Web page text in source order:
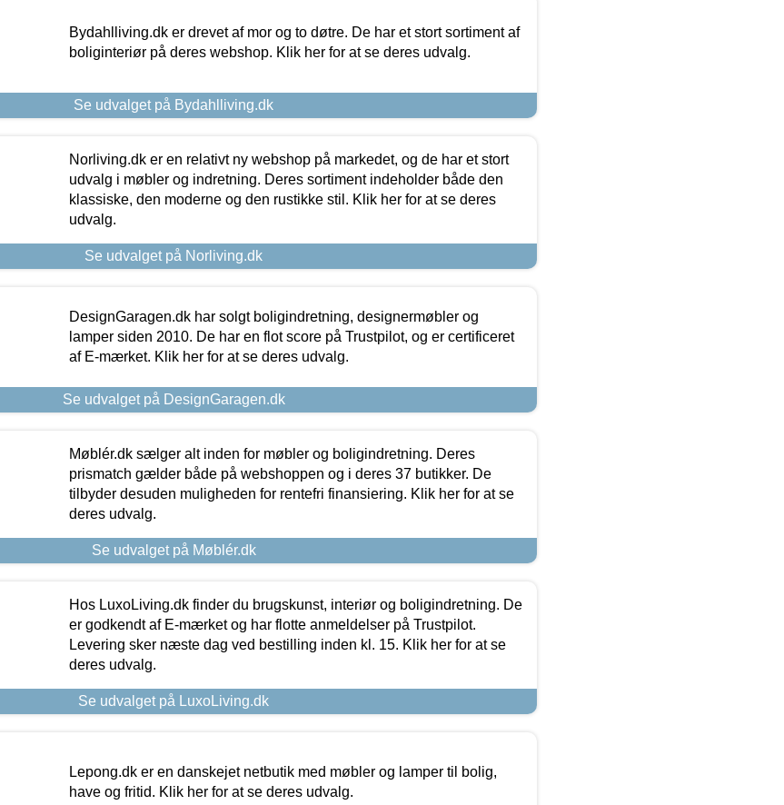
Bydahlliving.dk er drevet af mor og to døtre. De har et stort sortiment af
boliginteriør på deres webshop. Klik her for at se deres udvalg.
Se udvalget på Bydahlliving.dk
Norliving.dk er en relativt ny webshop på markedet, og de har et stort
udvalg i møbler og indretning. Deres sortiment indeholder både den
klassiske, den moderne og den rustikke stil. Klik her for at se deres
udvalg.
Se udvalget på Norliving.dk
DesignGaragen.dk har solgt boligindretning, designermøbler og
lamper siden 2010. De har en flot score på Trustpilot, og er certificeret
af E-mærket. Klik her for at se deres udvalg.
Se udvalget på DesignGaragen.dk
Møblér.dk sælger alt inden for møbler og boligindretning. Deres
prismatch gælder både på webshoppen og i deres 37 butikker. De
tilbyder desuden muligheden for rentefri finansiering. Klik her for at se
deres udvalg.
Se udvalget på Møblér.dk
Hos LuxoLiving.dk finder du brugskunst, interiør og boligindretning. De
er godkendt af E-mærket og har flotte anmeldelser på Trustpilot.
Levering sker næste dag ved bestilling inden kl. 15. Klik her for at se
deres udvalg.
Se udvalget på LuxoLiving.dk
Lepong.dk er en danskejet netbutik med møbler og lamper til bolig,
have og fritid. Klik her for at se deres udvalg.